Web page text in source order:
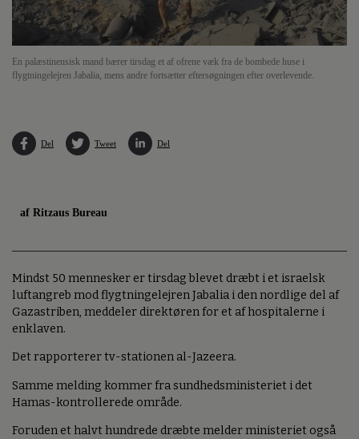
En palæstinensisk mand bærer tirsdag et af ofrene væk fra de bombede huse i
flygtningelejren Jabalia, mens andre fortsætter eftersøgningen efter overlevende.
Del Tweet Del
af Ritzaus Bureau
Mindst 50 mennesker er tirsdag blevet dræbt i et israelsk
luftangreb mod flygtningelejren Jabalia i den nordlige del af
Gazastriben, meddeler direktøren for et af hospitalerne i
enklaven.
Det rapporterer tv-stationen al-Jazeera.
Samme melding kommer fra sundhedsministeriet i det
Hamas-kontrollerede område.
Foruden et halvt hundrede dræbte melder ministeriet også